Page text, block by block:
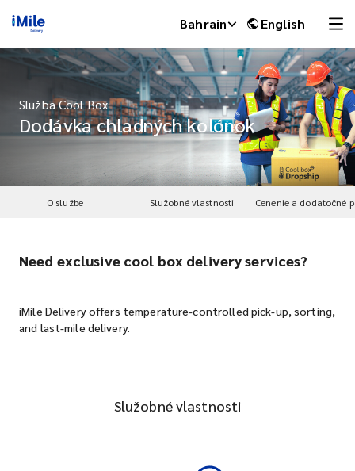
Bahrain English
Služba Cool Box
Dodávka chladných kolónok
O službe Služobné vlastnosti
Need exclusive cool box delivery services?
iMile Delivery offers temperature-controlled pick-up, sorting,
and last-mile delivery.
Služobné vlastnosti
iMile Chat